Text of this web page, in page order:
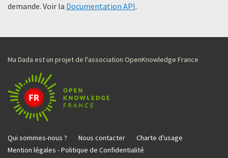
demande. Voir la Documentation API.
Ma Dada est un projet de l'association OpenKnowledge France
Qui sommes-nous ? Nous contacter
Charte d'usage
Mention légales - Politique de Confidentialité